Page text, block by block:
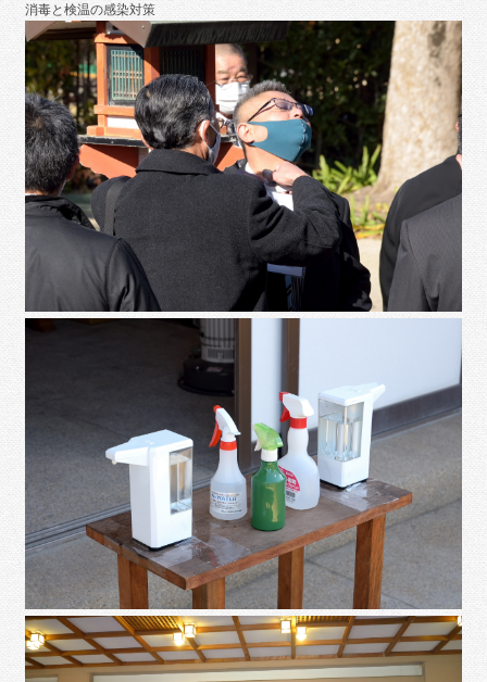
消毒と検温の感染対策